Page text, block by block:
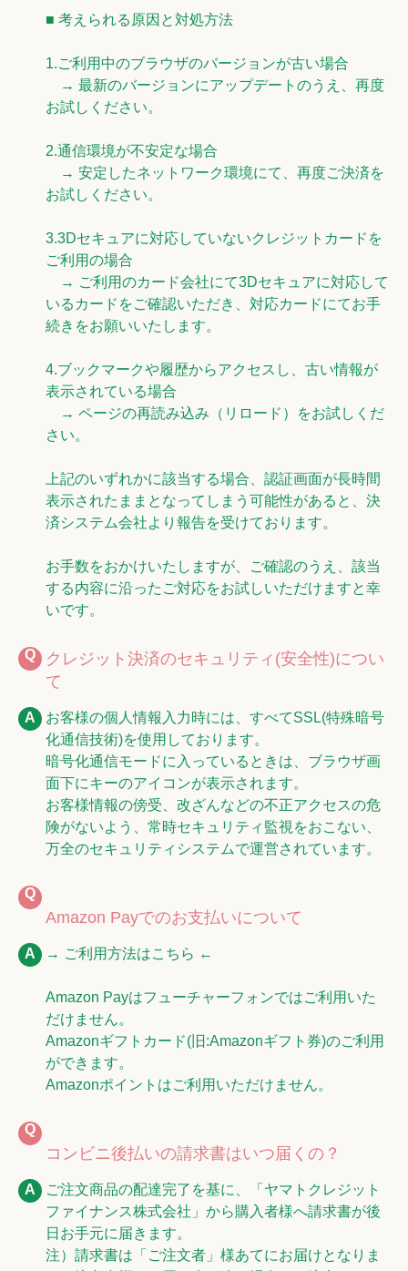
■ 考えられる原因と対処方法
1.ご利用中のブラウザのバージョンが古い場合
→ 最新のバージョンにアップデートのうえ、再度
お試しください。
2.通信環境が不安定な場合
→ 安定したネットワーク環境にて、再度ご決済を
お試しください。
3.3Dセキュアに対応していないクレジットカードを
ご利用の場合
→ ご利用のカード会社にて3Dセキュアに対応して
いるカードをご確認いただき、対応カードにてお手
続きをお願いいたします。
4.ブックマークや履歴からアクセスし、古い情報が
表示されている場合
→ ページの再読み込み（リロード）をお試しくだ
さい。
上記のいずれかに該当する場合、認証画面が長時間
表示されたままとなってしまう可能性があると、決
済システム会社より報告を受けております。
お手数をおかけいたしますが、ご確認のうえ、該当
する内容に沿ったご対応をお試しいただけますと幸
いです。
クレジット決済のセキュリティ(安全性)につい
て
お客様の個人情報入力時には、すべてSSL(特殊暗号
化通信技術)を使用しております。
暗号化通信モードに入っているときは、ブラウザ画
面下にキーのアイコンが表示されます。
お客様情報の傍受、改ざんなどの不正アクセスの危
険がないよう、常時セキュリティ監視をおこない、
万全のセキュリティシステムで運営されています。
Amazon Payでのお支払いについて
→ ご利用方法はこちら ←
Amazon Payはフューチャーフォンではご利用いた
だけません。
Amazonギフトカード(旧:Amazonギフト券)のご利用
ができます。
Amazonポイントはご利用いただけません。
コンビニ後払いの請求書はいつ届くの？
ご注文商品の配達完了を基に、「ヤマトクレジット
ファイナンス株式会社」から購入者様へ請求書が後
日お手元に届きます。
注）請求書は「ご注文者」様あてにお届けとなりま